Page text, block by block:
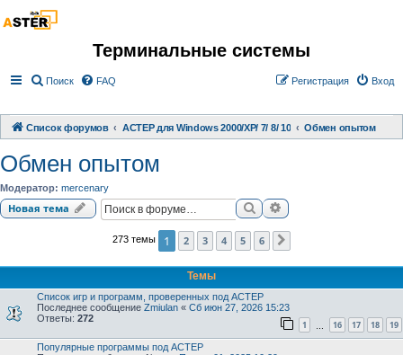
Терминальные системы
Поиск FAQ Вход
Регистрация
Список форумов АСТЕР для Windows 2000/XP/ 7/ 8/ 10 Обмен опытом
Обмен опытом
Модератор: mercenary
Новая тема ПоискРасширенный поиск
273 темы 1 2 3 4 5 6
Темы
Список игр и программ, проверенных под АСТЕР
Последнее сообщение Zmiulan « Сб июн 27, 2026 15:23
Ответы: 272
1 16 17 18 19
Популярные программы под АСТЕР